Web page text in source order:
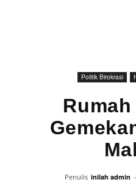
Politik Birokrasi
Penulis inilah admin -